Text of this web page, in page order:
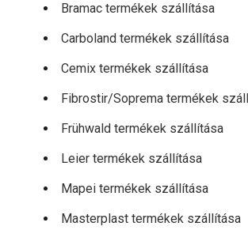
Bramac termékek szállítása
Carboland termékek szállítása
Cemix termékek szállítása
Fibrostir/Soprema termékek
Frühwald termékek szállítása
Leier termékek szállítása
Mapei termékek szállítása
Masterplast termékek szállítása